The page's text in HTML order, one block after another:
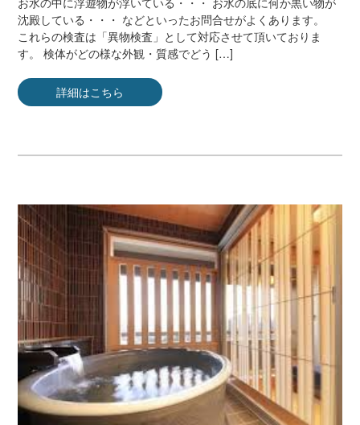
沈殿している・・・ などといったお問合せがよくあります。
これらの検査は「異物検査」として対応させて頂いておりま
す。 検体がどの様な外観・質感でどう […]
詳細はこちら